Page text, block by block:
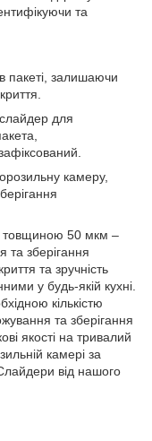
та
в пакеті, залишаючи
для
камеру,
товщиною 50 мкм –
та зберігання
та зручність
у будь-якій кухні.
кількістю
та зберігання
якості на тривалий
камері за
від нашого